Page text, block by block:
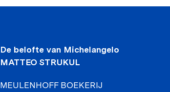
De belofte van Michelangelo
MATTEO STRUKUL
MEULENHOFF BOEKERIJ